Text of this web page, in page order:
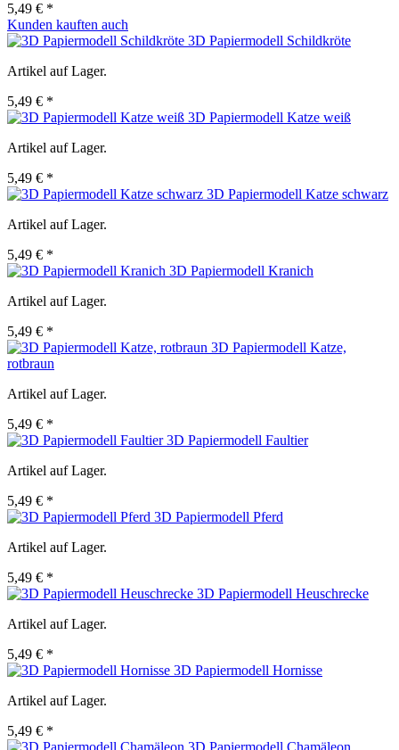
5,49 € *
Kunden kauften auch
3D Papiermodell Schildkröte
Artikel auf Lager.
5,49 € *
3D Papiermodell Katze weiß
Artikel auf Lager.
5,49 € *
3D Papiermodell Katze schwarz
Artikel auf Lager.
5,49 € *
3D Papiermodell Kranich
Artikel auf Lager.
5,49 € *
3D Papiermodell Katze,
rotbraun
Artikel auf Lager.
5,49 € *
3D Papiermodell Faultier
Artikel auf Lager.
5,49 € *
3D Papiermodell Pferd
Artikel auf Lager.
5,49 € *
3D Papiermodell Heuschrecke
Artikel auf Lager.
5,49 € *
3D Papiermodell Hornisse
Artikel auf Lager.
5,49 € *